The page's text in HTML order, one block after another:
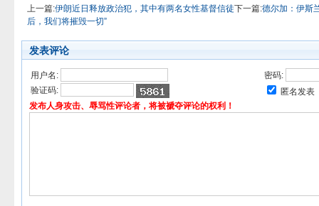
上一篇:伊朗近日释放政治犯，其中有两名女性基督信徒下一篇:德尔加：伊斯
后，我们将摧毁一切”
发表评论
用户名:
密码:
验证码:
匿名发表
发布人身攻击、辱骂性评论者，将被褫夺评论的权利！